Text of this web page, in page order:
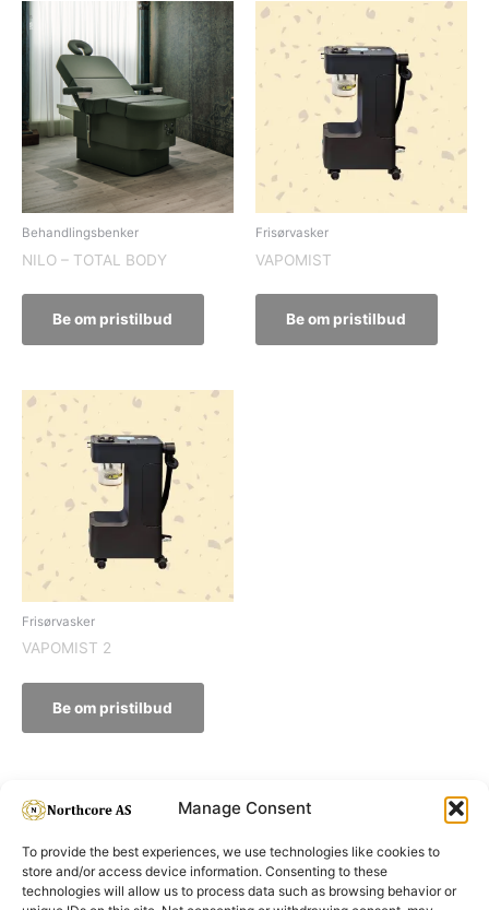
Manage Consent
To provide the best experiences, we use technologies like cookies to
store and/or access device information. Consenting to these
technologies will allow us to process data such as browsing behavior or
Behandlingsbenker
NILO – TOTAL BODY
Be om pristilbud
Frisørvasker
VAPOMIST
Be om pristilbud
Frisørvasker
VAPOMIST 2
Be om pristilbud